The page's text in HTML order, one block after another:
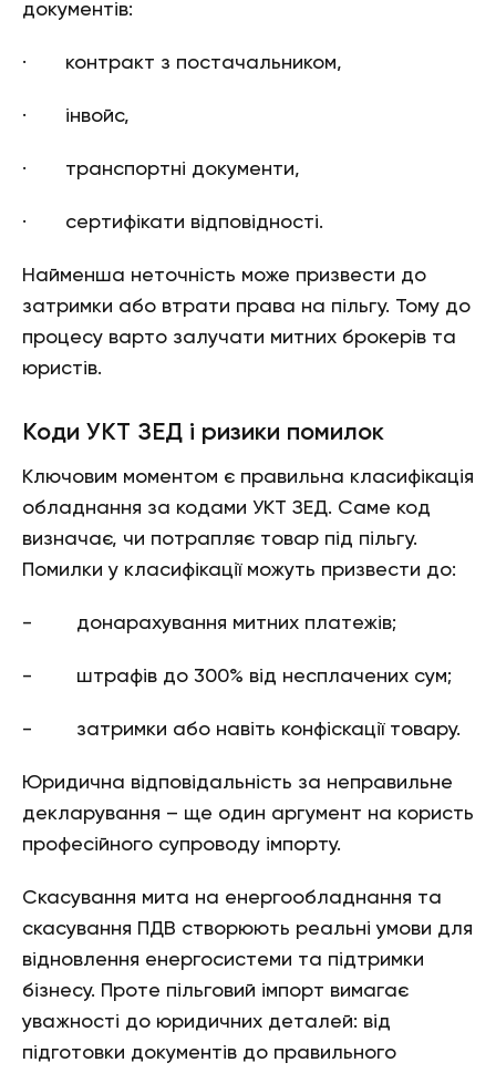
документів:
· контракт з постачальником,
· інвойс,
· транспортні документи,
· сертифікати відповідності.
Найменша неточність може призвести до
затримки або втрати права на пільгу. Тому до
процесу варто залучати митних брокерів та
юристів.
Коди УКТ ЗЕД і ризики помилок
Ключовим моментом є правильна класифікація
обладнання за кодами УКТ ЗЕД. Саме код
визначає, чи потрапляє товар під пільгу.
Помилки у класифікації можуть призвести до:
- донарахування митних платежів;
- штрафів до 300% від несплачених сум;
- затримки або навіть конфіскації товару.
Юридична відповідальність за неправильне
декларування – ще один аргумент на користь
професійного супроводу імпорту.
Скасування мита на енергообладнання та
скасування ПДВ створюють реальні умови для
відновлення енергосистеми та підтримки
бізнесу. Проте пільговий імпорт вимагає
уважності до юридичних деталей: від
підготовки документів до правильного